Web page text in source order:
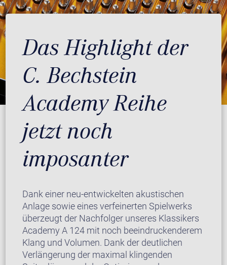
Das Highlight der
C. Bechstein
Academy Reihe
jetzt noch
imposanter
Dank einer neu-entwickelten akustischen
Anlage sowie eines verfeinerten Spielwerks
überzeugt der Nachfolger unseres Klassikers
Academy A 124 mit noch beeindruckenderem
Klang und Volumen. Dank der deutlichen
Verlängerung der maximal klingenden